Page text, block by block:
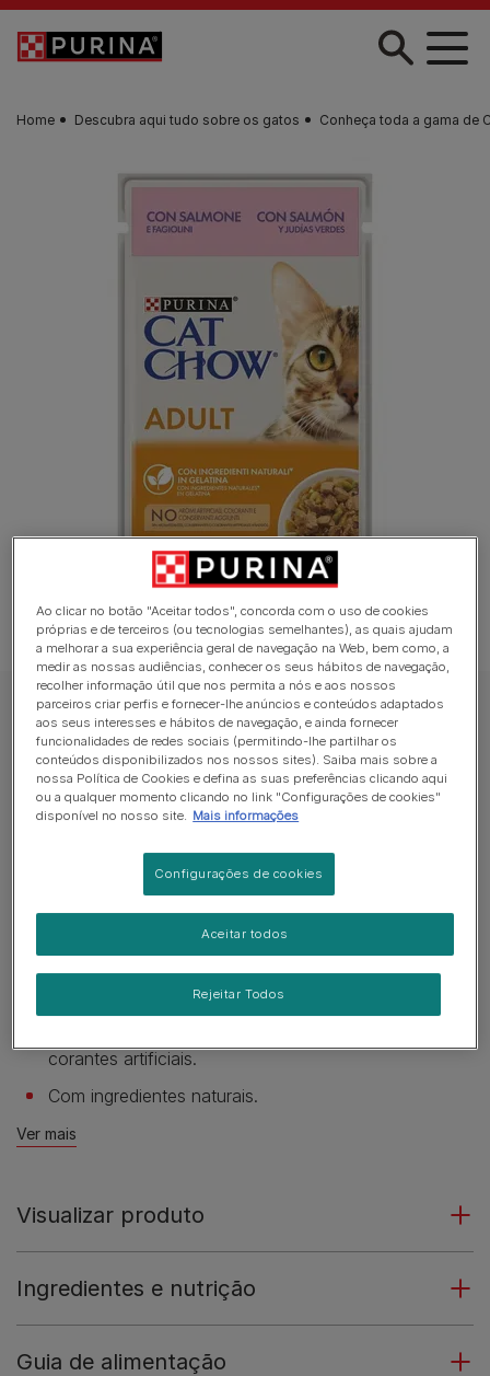
Skip to main content
Home Descubra aqui tudo sobre os gatos Conheça toda a gama de
CAT CHOW Comida Húmida para Gato
PURINA CAT CHOW Adult Com Salmão em
Gelatina
Sem avaliações​
Formatos disponíveis: 85g
Alimento húmido completo para gatos adultos.
Tenros pedaços em gelatina com salmão e feijão
corantes artificiais.
Com ingredientes naturais.
Ver mais
Visualizar produto
Ingredientes e nutrição
Guia de alimentação
Ao clicar no botão "Aceitar todos", concorda com o uso de cookies
próprias e de terceiros (ou tecnologias semelhantes), as quais ajudam
a melhorar a sua experiência geral de navegação na Web, bem como, a
medir as nossas audiências, conhecer os seus hábitos de navegação,
recolher informação útil que nos permita a nós e aos nossos
parceiros criar perfis e fornecer-lhe anúncios e conteúdos adaptados
aos seus interesses e hábitos de navegação, e ainda fornecer
funcionalidades de redes sociais (permitindo-lhe partilhar os
conteúdos disponibilizados nos nossos sites). Saiba mais sobre a
nossa Política de Cookies e defina as suas preferências clicando aqui
ou a qualquer momento clicando no link "Configurações de cookies"
disponível no nosso site.
Mais informações
Configurações de cookies
Rejeitar Todos
Aceitar todos